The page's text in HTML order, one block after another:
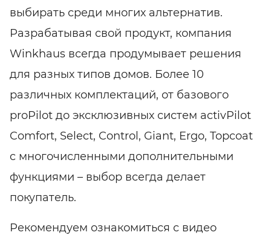
выбирать среди многих альтернатив.
Разрабатывая свой продукт, компания
Winkhaus всегда продумывает решения
для разных типов домов. Более 10
различных комплектаций, от базового
proPilot до эксклюзивных систем activPilot
Comfort, Select, Control, Giant, Ergo, Topcoat
c многочисленными дополнительными
функциями – выбор всегда делает
покупатель.
Рекомендуем ознакомиться с видео